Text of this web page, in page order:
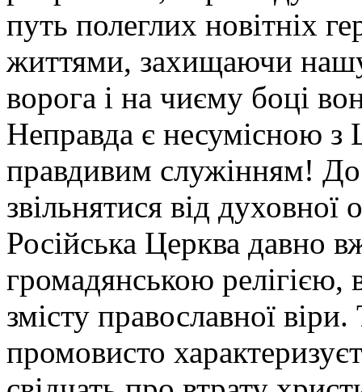
путь полеглих новітніх
життями, захищаючи
ворога і на чиєму боці
Неправда є несумісною з
правдивим служінням!
звільнятися від духовної
Російська Церква давно
громадянською релігією,
змісту православної
промовисто